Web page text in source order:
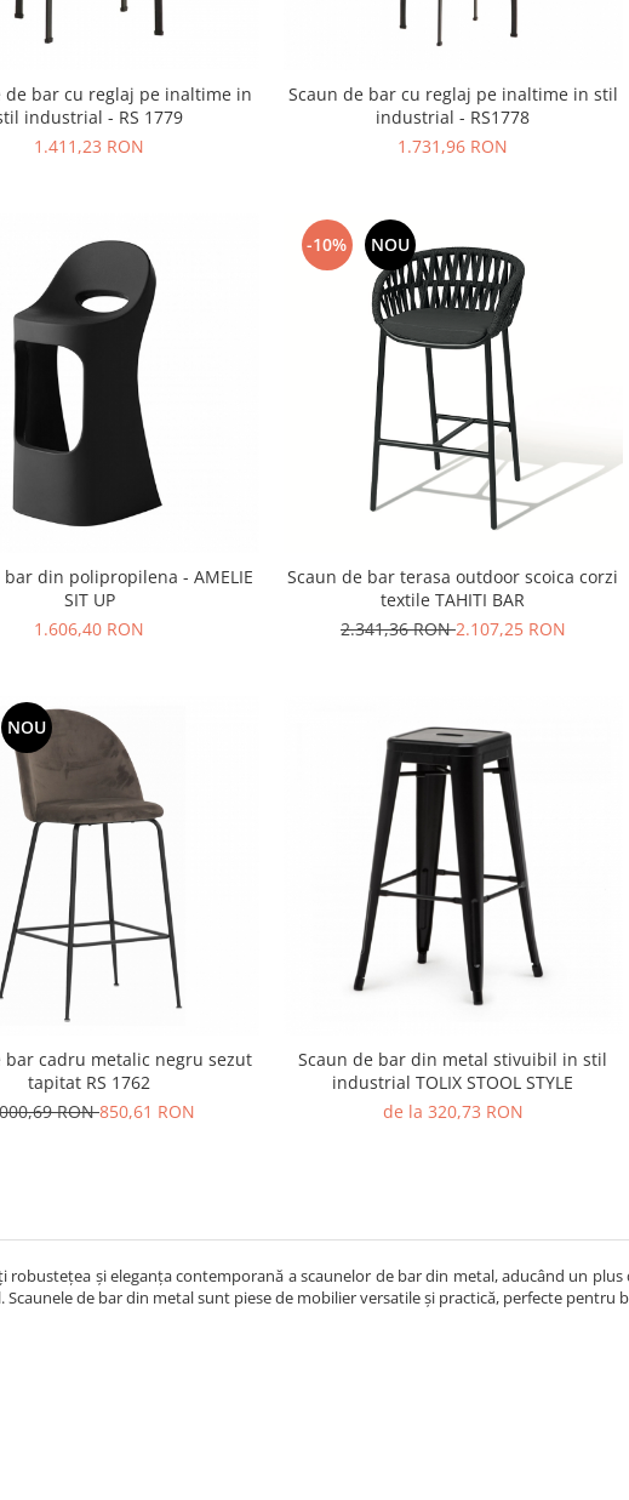
de bar cu reglaj pe inaltime in
industrial - RS 1779
1.411,23 RON
Scaun de bar cu reglaj pe inaltime in stil
industrial - RS1778
1.731,96 RON
bar din polipropilena - AMELIE
SIT UP
1.606,40 RON
-10% NOU
Scaun de bar terasa outdoor scoica corzi
textile TAHITI BAR
2.341,36 RON2.107,25 RON
NOU
bar cadru metalic negru sezut
tapitat RS 1762
RON850,61 RON
Scaun de bar din metal stivuibil in stil
industrial TOLIX STOOL STYLE
de la 320,73 RON
robustețea și eleganța contemporană a scaunelor de bar din metal, aducând un
Scaunele de bar din metal sunt piese de mobilier versatile și practică, perfecte pentru